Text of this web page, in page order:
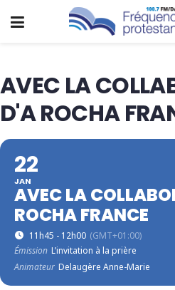
AVEC LA
D'A ROCHA
22
JAN
AVEC LA
ROCHA FRANCE
11h45 - 12h00 (GMT+01:00)
Émission L’invitation à la prière
Animateur Delaugère Anne-Marie